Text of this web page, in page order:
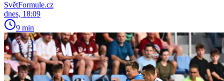
SvětFormule.cz
dnes, 18:09
9 min